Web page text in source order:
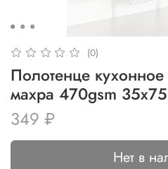
(0)
Полотенце
махра 470gsm
349 ₽
Нет в